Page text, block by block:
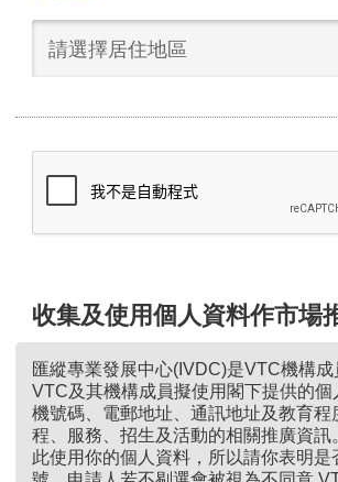
請選擇居住地區
收集及使用個人資料作市場
匯縱專業發展中心(IVDC)是VTC機構成
VTC及其機構成員擬使用閣下提供的
機號碼、電郵地址、通訊地址及教育
程、服務、招生及活動的相關推廣資
此使用你的個人資料，所以請你表明